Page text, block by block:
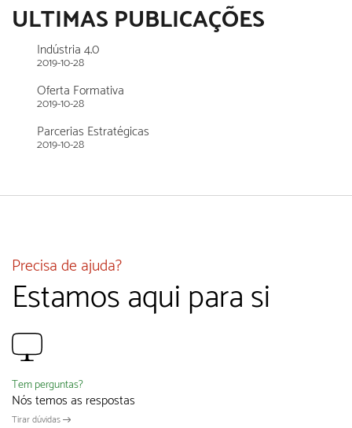
ULTIMAS PUBLICAÇÕES
Indústria 4.0
2019-10-28
Oferta Formativa
2019-10-28
Parcerias Estratégicas
2019-10-28
Precisa de ajuda?
Estamos aqui para si
Tem perguntas?
Nós temos as respostas
Tirar dúvidas